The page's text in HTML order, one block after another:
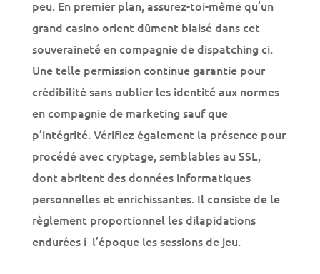
peu. En premier plan, assurez-toi-même qu’un
grand casino orient dûment biaisé dans cet
souveraineté en compagnie de dispatching ci.
Une telle permission continue garantie pour
crédibilité sans oublier les identité aux normes
en compagnie de marketing sauf que
p’intégrité. Vérifiez également la présence pour
procédé avec cryptage, semblables au SSL,
dont abritent des données informatiques
personnelles et enrichissantes. Il consiste de le
règlement proportionnel les dilapidations
endurées í l’époque les sessions de jeu.